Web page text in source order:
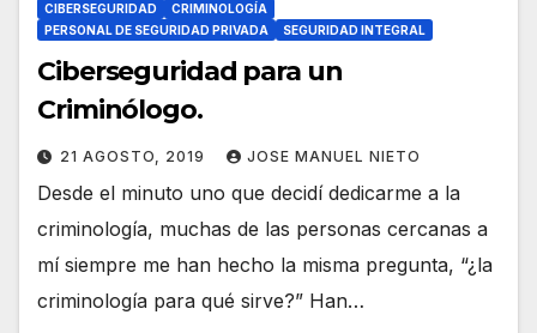
CIBERSEGURIDAD
CRIMINOLOGÍA
PERSONAL DE SEGURIDAD PRIVADA
SEGURIDAD INTEGRAL
Ciberseguridad para un
Criminólogo.
21 AGOSTO, 2019 JOSE MANUEL NIETO
Desde el minuto uno que decidí dedicarme a la
criminología, muchas de las personas cercanas a
mí siempre me han hecho la misma pregunta, “¿la
criminología para qué sirve?” Han…